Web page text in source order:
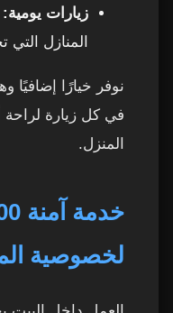
زيارات يومية:
المنازل
نوفر خيارًا إضافيًا
في كل زيارة
المنزل.
لخصوصية